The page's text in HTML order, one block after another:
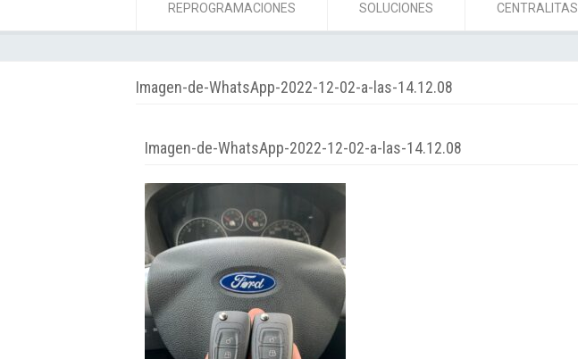
REPROGRAMACIONES SOLUCIONES CENTRALITAS
Imagen-de-WhatsApp-2022-12-02-a-las-14.12.08
Imagen-de-WhatsApp-2022-12-02-a-las-14.12.08